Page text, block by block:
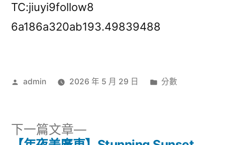
TC:jiuyi9follow8
6a186a320ab193.49839488
作
admin 2026 年 5 月 29 日
分
分數
下一篇文章
下